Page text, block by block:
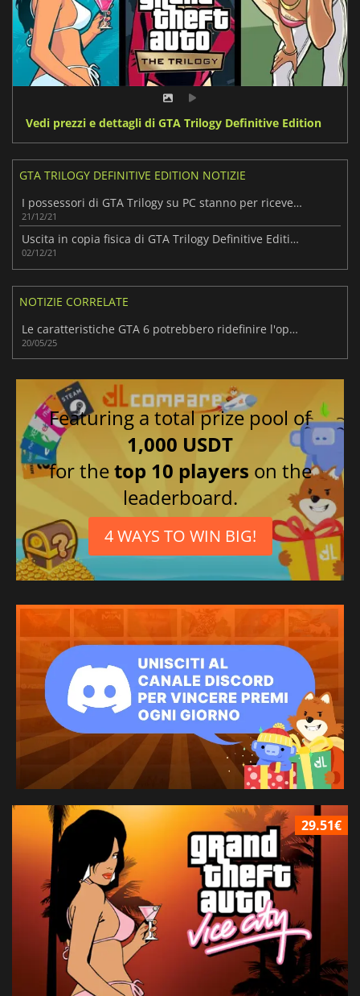
Vedi prezzi e dettagli di GTA Trilogy Definitive Edition
GTA TRILOGY DEFINITIVE EDITION NOTIZIE
I possessori di GTA Trilogy su PC stanno per ricevere un premio
21/12/21
Uscita in copia fisica di GTA Trilogy Definitive Edition posticipata!
02/12/21
NOTIZIE CORRELATE
Le caratteristiche GTA 6 potrebbero ridefinire l'open-world
20/05/25
Featuring a total prize pool of
1,000 USDT
for thetop 10 players on the
leaderboard.
4 WAYS TO WIN BIG!
29.51€